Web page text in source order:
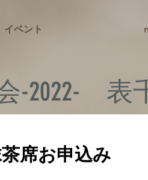
イベント
-2022- 表
席お申込み